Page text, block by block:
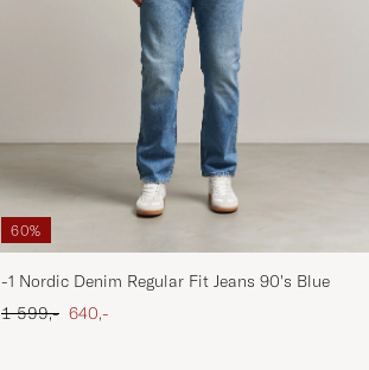
60%
-1 Nordic Denim Regular Fit Jeans 90's Blue
Ordinær pris
1 599,- Nedsatt pris
640,-